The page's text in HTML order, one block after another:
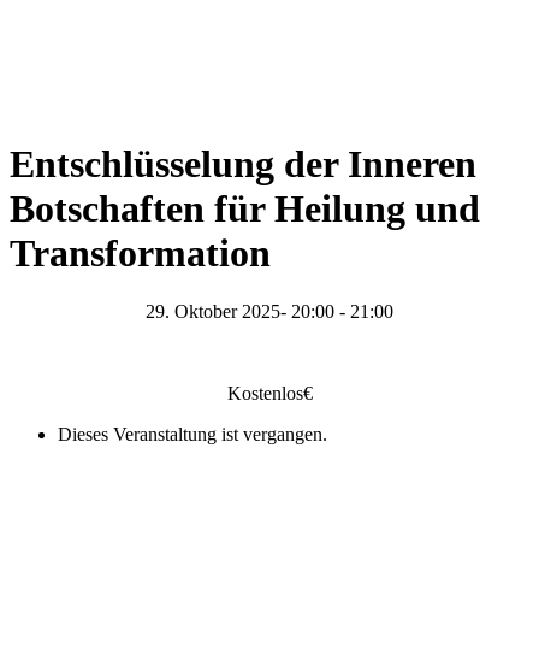
Entschlüsselung der Inneren
Botschaften für Heilung und
Transformation
29. Oktober 2025- 20:00 - 21:00
Kostenlos€
Dieses Veranstaltung ist vergangen.